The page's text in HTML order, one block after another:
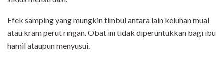
Efek samping yang mungkin timbul antara lain keluhan mual
atau kram perut ringan. Obat ini tidak diperuntukkan bagi ibu
hamil ataupun menyusui.